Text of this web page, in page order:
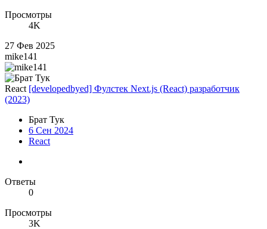
Просмотры
4K
27 Фев 2025
mike141
React [developedbyed] Фулстек Next.js (React) разработчик
(2023)
Брат Тук
6 Сен 2024
React
Ответы
0
Просмотры
3K